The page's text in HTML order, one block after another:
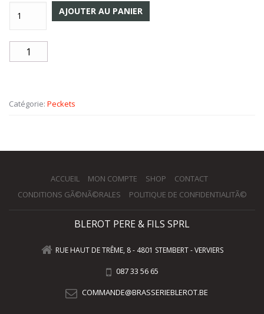
AJOUTER AU PANIER
Catégorie: Peckets
ACCUEIL MON COMPTE SHOP
CONTACT
CONDITIONS GÃ©NÃ©RALES
POLITIQUE DE CONFIDENTIALITÃ©
BLEROT PERE & FILS SPRL
RUE HAUT DE TRÊME, 8 - 4801 STEMBERT - VERVIERS
087 33 56 65
COMMANDE@BRASSERIEBLEROT.BE